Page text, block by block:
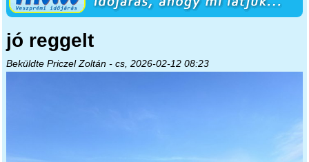
jó reggelt
Beküldte Priczel Zoltán- cs, 2026-02-12 08:23